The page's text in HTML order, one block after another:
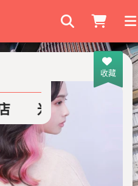
搜尋商家
收藏
米蘭時尚髮型 -